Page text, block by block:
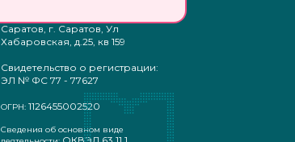
Саратов, г. Саратов, Ул
Хабаровская, д.25, кв 159
Свидетельство о регистрации:
ЭЛ № ФС 77 - 77627
ОГРН: 1126455002520
Сведения об основном виде